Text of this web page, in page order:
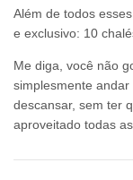
Além de todos
e exclusivo: 10
Me diga, você não
simplesmente
descansar, sem ter
aproveitado todas